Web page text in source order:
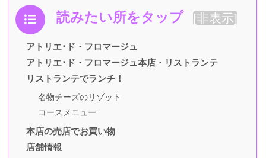
読みたい所をタップ [非表示]
アトリエ･ド・フロマージュ
アトリエ･ド・フロマージュ本店・リストランテ
リストランテでランチ！
名物チーズのリゾット
コースメニュー
本店の売店でお買い物
店舗情報